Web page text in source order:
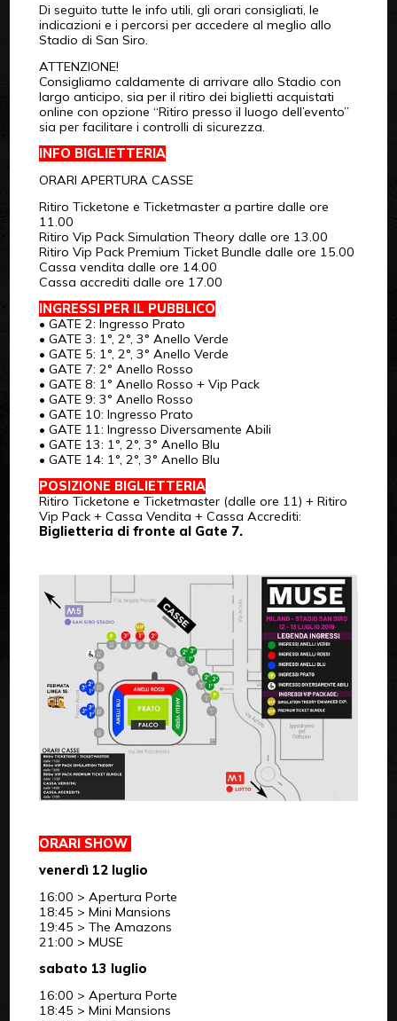
Di seguito tutte le info utili, gli orari consigliati, le
indicazioni e i percorsi per accedere al meglio allo
Stadio di San Siro.
ATTENZIONE!
Consigliamo caldamente di arrivare allo Stadio con
largo anticipo, sia per il ritiro dei biglietti acquistati
online con opzione “Ritiro presso il luogo dell’evento”
sia per facilitare i controlli di sicurezza.
INFO BIGLIETTERIA
ORARI APERTURA CASSE
Ritiro Ticketone e Ticketmaster a partire dalle ore
11.00
Ritiro Vip Pack Simulation Theory dalle ore 13.00
Ritiro Vip Pack Premium Ticket Bundle dalle ore 15.00
Cassa vendita dalle ore 14.00
Cassa accrediti dalle ore 17.00
INGRESSI PER IL PUBBLICO
• GATE 2: Ingresso Prato
• GATE 3: 1°, 2°, 3° Anello Verde
• GATE 5: 1°, 2°, 3° Anello Verde
• GATE 7: 2° Anello Rosso
• GATE 8: 1° Anello Rosso + Vip Pack
• GATE 9: 3° Anello Rosso
• GATE 10: Ingresso Prato
• GATE 11: Ingresso Diversamente Abili
• GATE 13: 1°, 2°, 3° Anello Blu
• GATE 14: 1°, 2°, 3° Anello Blu
POSIZIONE BIGLIETTERIA
Ritiro Ticketone e Ticketmaster (dalle ore 11) + Ritiro
Vip Pack + Cassa Vendita + Cassa Accrediti:
Biglietteria di fronte al Gate 7.
ORARI SHOW
venerdì 12 luglio
16:00 > Apertura Porte
18:45 > Mini Mansions
19:45 > The Amazons
21:00 > MUSE
sabato 13 luglio
16:00 > Apertura Porte
18:45 > Mini Mansions